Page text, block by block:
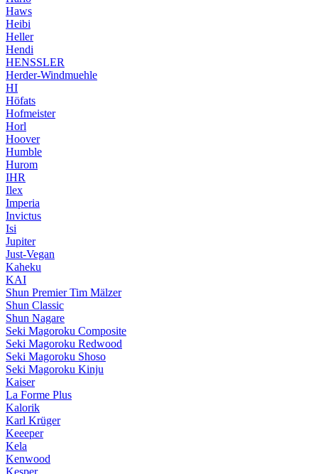
Haws
Heibi
Heller
Hendi
HENSSLER
Herder-Windmuehle
HI
Höfats
Hofmeister
Horl
Hoover
Humble
Hurom
IHR
Ilex
Imperia
Invictus
Isi
Jupiter
Just-Vegan
Kaheku
KAI
Shun Premier Tim Mälzer
Shun Classic
Shun Nagare
Seki Magoroku Composite
Seki Magoroku Redwood
Seki Magoroku Shoso
Seki Magoroku Kinju
Kaiser
La Forme Plus
Kalorik
Karl Krüger
Keeeper
Kela
Kenwood
Kesper